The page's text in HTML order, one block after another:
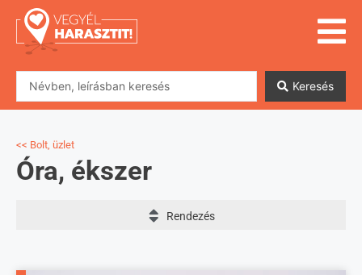
Keresés
<< Bolt, üzlet
Óra, ékszer
Rendezés